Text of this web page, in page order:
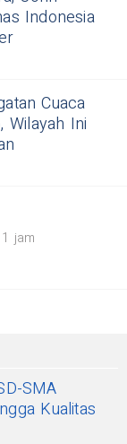
Indonesia
Cuaca
Wilayah Ini
1 jam
SMA
Kualitas